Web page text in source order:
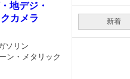
地デジ・
カメラ
ソリン
ン・メタリック
新着